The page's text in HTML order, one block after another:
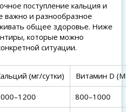
поступление кальция и
важно и разнообразное
общее здоровье. Ниже
которые можно
ситуации.
(мг/сутки) Витамин D
800–1000